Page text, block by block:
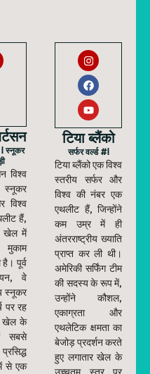
स्नूकर
विश्व
विश्व
हैं,
खेल में
है। पूर्व
वे
स्नूकर
पर रह
खेल के
सबसे
से एक
टिया ब्लैंको
सर्फर वर्ल्ड #1
टिया ब्लैंको एक विश्व
स्तरीय सर्फर और
विश्व की नंबर एक
एथलीट हैं, जिन्होंने
कम उम्र में ही
अंतरराष्ट्रीय ख्याति
प्राप्त कर ली थी।
अमेरिकी सर्फिंग टीम
की सदस्य के रूप में,
उन्होंने कौशल,
एकाग्रता और
एथलेटिक क्षमता का
बेजोड़ प्रदर्शन करते
हुए लगातार खेल के